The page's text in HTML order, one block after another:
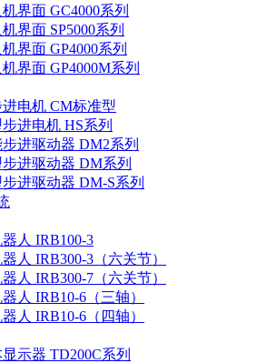
界面 GC4000系列
界面 SP5000系列
界面 GP4000系列
界面 GP4000M系列
电机 CM标准型
进电机 HS系列
进驱动器 DM2系列
进驱动器 DM系列
进驱动器 DM-S系列
人 IRB100-3
人 IRB300-3（六关节）
人 IRB300-7（六关节）
人 IRB10-6（三轴）
人 IRB10-6（四轴）
示器 TD200C系列